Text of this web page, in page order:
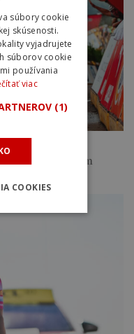
2026
v kopcovitom
súbory cookie
skúsenosti.
vyjadrujete
súborov cookie
používania
viac
(1)
COOKIES